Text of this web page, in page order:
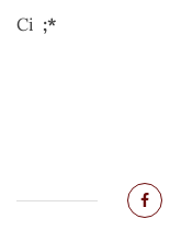
Ci ;*